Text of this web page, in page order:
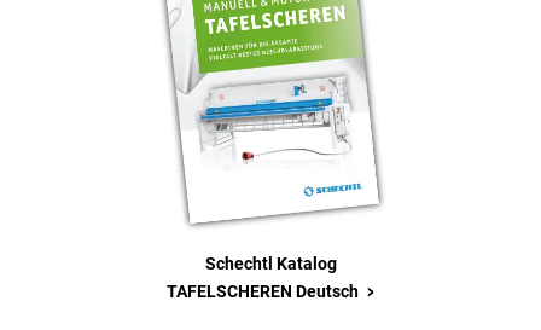
Schechtl Katalog
TAFELSCHEREN Deutsch >